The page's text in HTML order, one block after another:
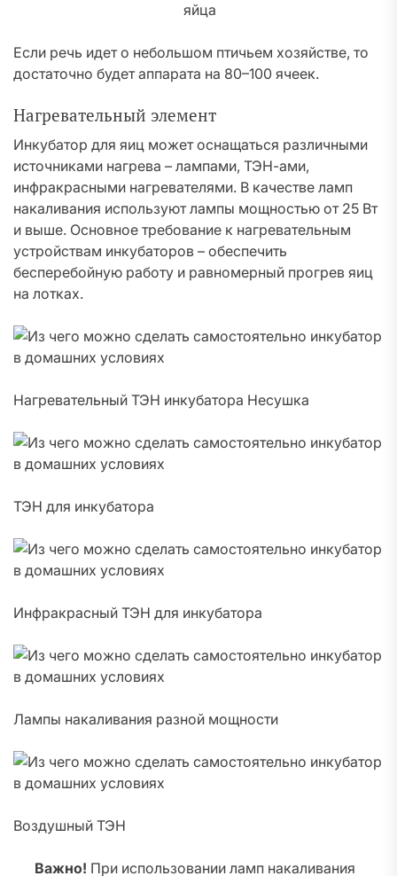
яйца
Если речь идет о небольшом птичьем хозяйстве, то
достаточно будет аппарата на 80–100 ячеек.
Нагревательный элемент
Инкубатор для яиц может оснащаться различными
источниками нагрева – лампами, ТЭН-ами,
инфракрасными нагревателями. В качестве ламп
накаливания используют лампы мощностью от 25 Вт
и выше. Основное требование к нагревательным
устройствам инкубаторов – обеспечить
бесперебойную работу и равномерный прогрев яиц
на лотках.
Нагревательный ТЭН инкубатора Несушка
ТЭН для инкубатора
Инфракрасный ТЭН для инкубатора
Лампы накаливания разной мощности
Воздушный ТЭН
Важно! При использовании ламп накаливания